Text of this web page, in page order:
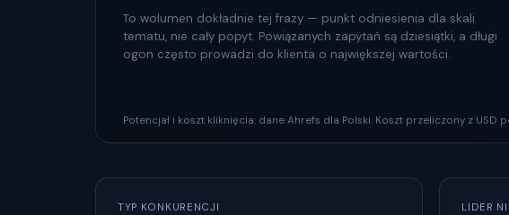
To wolumen dokładnie tej frazy — punkt odniesienia dla skali
tematu, nie cały popyt. Powiązanych zapytań są dziesiątki, a długi
ogon często prowadzi do klienta o największej wartości.
Potencjał i koszt kliknięcia: dane Ahrefs dla Polski. Koszt przeliczony z
TYP KONKURENCJI LIDER